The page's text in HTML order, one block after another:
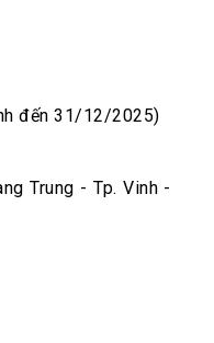
đến 31/12/2025)
Trung - Tp. Vinh -